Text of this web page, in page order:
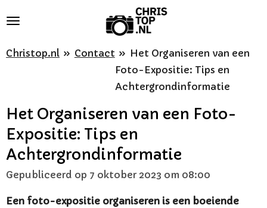
naar
Christop.nl » Contact » Het Organiseren van een
Foto-Expositie: Tips en
Achtergrondinformatie
Het Organiseren van een Foto-
Expositie: Tips en
Achtergrondinformatie
Gepubliceerd op 7 oktober 2023 om 08:00
Een foto-expositie organiseren is een boeiende